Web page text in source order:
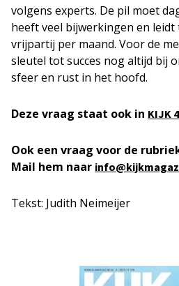
volgens experts. De pil moet
heeft veel bijwerkingen en
vrijpartij per maand. Voor de
sleutel tot succes nog altijd bij
sfeer en rust in het hoofd.
Deze vraag staat ook in KIJK
Ook een vraag voor de rubriek
Mail hem naar
Tekst: Judith Neimeijer